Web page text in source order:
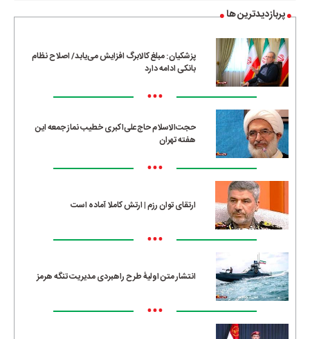
پربازدیدترین ها
پزشکیان: مبلغ کالابرگ افزایش می‌یابد/ اصلاح نظام
بانکی ادامه دارد
•••
حجت‌الاسلام حاج‌علی‌اکبری خطیب نماز جمعه این
هفته تهران
•••
ارتقای توان رزم | ارتش کاملا آماده است
•••
انتشار متن اولیۀ طرح راهبردی مدیریت تنگه هرمز
•••